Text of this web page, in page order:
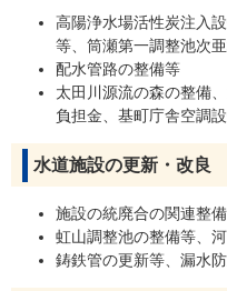
高陽浄水場活性炭注入
等、筒瀬第一調整池次
配水管路の整備等
太田川源流の森の整備
負担金、基町庁舎空調
水道施設の更新・改良
施設の統廃合の関連整備
虹山調整池の整備等、
鋳鉄管の更新等、漏水